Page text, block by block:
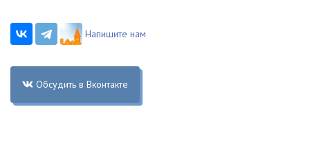
Напишите нам
Обсудить в Вконтакте